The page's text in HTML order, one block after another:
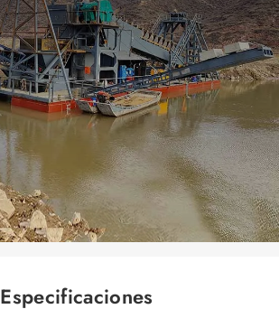
Especificaciones